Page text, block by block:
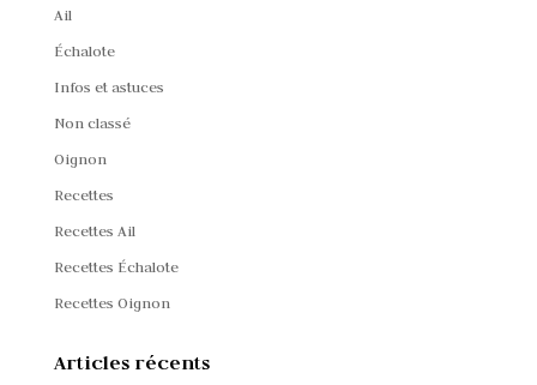
Ail
Échalote
Infos et astuces
Non classé
Oignon
Recettes
Recettes Ail
Recettes Échalote
Recettes Oignon
Articles récents